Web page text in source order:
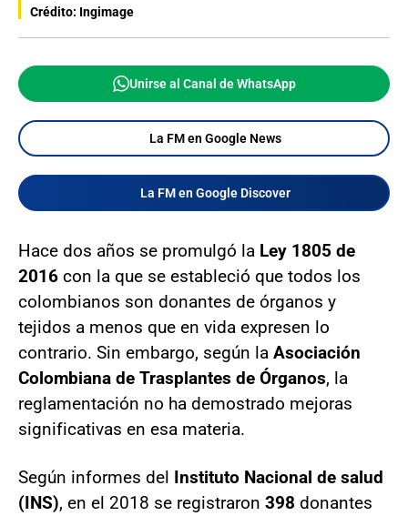
Crédito: Ingimage
Unirse al Canal de WhatsApp
La FM en Google News
La FM en Google Discover
Hace dos años se promulgó la Ley 1805 de
2016 con la que se estableció que todos los
colombianos son donantes de órganos y
tejidos a menos que en vida expresen lo
contrario. Sin embargo, según la Asociación
Colombiana de Trasplantes de Órganos, la
reglamentación no ha demostrado mejoras
significativas en esa materia.
Según informes del Instituto Nacional de salud
(INS), en el 2018 se registraron 398 donantes